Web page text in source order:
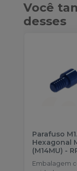
Você
desses
Parafuso
Hexagonal
(M14MU) -
Embalagem